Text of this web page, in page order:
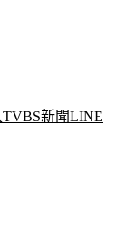
新聞LINE